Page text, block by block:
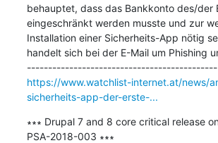
behauptet, dass das Bankkonto des/der
eingeschränkt werden musste und zur
Installation einer Sicherheits-App nötig
handelt sich bei der E-Mail um Phishing
---------------------------------------------
https://www.watchlist-internet.at/news/
sicherheits-app-der-erste-...
∗∗∗ Drupal 7 and 8 core critical release
PSA-2018-003 ∗∗∗